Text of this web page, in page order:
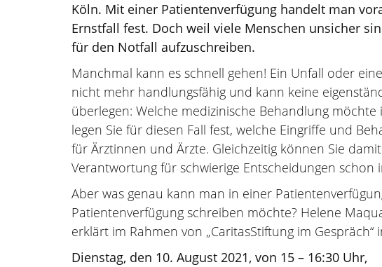
Köln. Mit einer Patientenverfügung handelt man
Ernstfall fest. Doch weil viele Menschen unsicher
für den Notfall aufzuschreiben.
Manchmal kann es schnell gehen! Ein Unfall oder
nicht mehr handlungsfähig und kann keine
überlegen: Welche medizinische Behandlung
legen Sie für diesen Fall fest, welche Eingriffe und
für Ärztinnen und Ärzte. Gleichzeitig können Sie
Verantwortung für schwierige Entscheidungen schon
Aber was genau kann man in einer
Patientenverfügung schreiben möchte? Helene
erklärt im Rahmen von „CaritasStiftung im Gespräch“
Dienstag, den 10. August 2021, von 15 – 16:30 Uhr,